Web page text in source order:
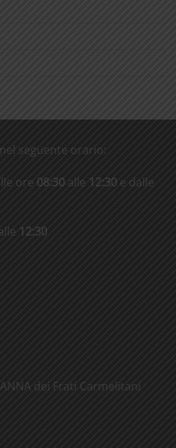
seguente orario:
ore 08:30 alle 12:30 e dalle
12:30
dei Frati Carmelitani